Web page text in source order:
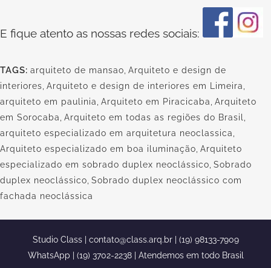
E fique atento as nossas redes sociais:
TAGS: arquiteto de mansao, Arquiteto e design de
interiores, Arquiteto e design de interiores em Limeira,
arquiteto em paulinia, Arquiteto em Piracicaba, Arquiteto
em Sorocaba, Arquiteto em todas as regiões do Brasil,
arquiteto especializado em arquitetura neoclassica,
Arquiteto especializado em boa iluminação, Arquiteto
especializado em sobrado duplex neoclássico, Sobrado
duplex neoclássico, Sobrado duplex neoclássico com
fachada neoclássica
Studio Class | contato@class.arq.br| (19) 98133-7909
WhatsApp | (19) 3702-2238 | Atendemos em todo Brasil